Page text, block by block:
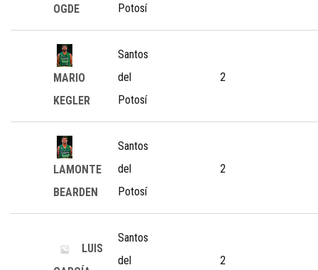
OGDE
Potosí
MARIO
KEGLER
Santos
del
Potosí
2
LAMONTE
BEARDEN
Santos
del
Potosí
2
LUIS
Santos
del
2